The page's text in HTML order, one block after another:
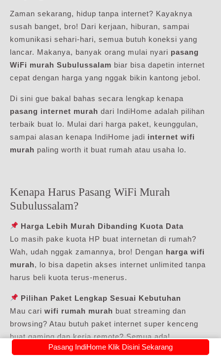
Zaman sekarang, hidup tanpa internet? Kayaknya
susah banget, bro! Dari kerjaan, hiburan, sampai
komunikasi sehari-hari, semua butuh koneksi yang
lancar. Makanya, banyak orang mulai nyari pasang
WiFi murah Subulussalam biar bisa dapetin internet
cepat dengan harga yang nggak bikin kantong jebol.
Di sini gue bakal bahas secara lengkap kenapa
pasang internet murah dari IndiHome adalah pilihan
terbaik buat lo. Mulai dari harga paket, keunggulan,
sampai alasan kenapa IndiHome jadi internet wifi
murah paling worth it buat rumah atau usaha lo.
Kenapa Harus Pasang WiFi Murah
Subulussalam?
Harga Lebih Murah Dibanding Kuota Data
Lo masih pake kuota HP buat internetan di rumah?
Wah, udah nggak zamannya, bro! Dengan harga wifi
murah, lo bisa dapetin akses internet unlimited tanpa
harus beli kuota terus-menerus.
Pilihan Paket Lengkap Sesuai Kebutuhan
Mau cari wifi rumah murah buat streaming dan
browsing? Atau butuh paket internet super kenceng
buat gaming dan kerja remote? Semua ada!
Pasang IndiHome Klik Disini Sekarang